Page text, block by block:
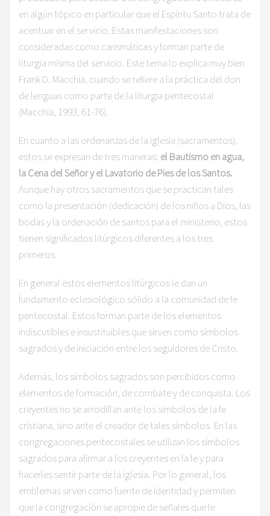
en algún tópico en particular que el Espíritu Santo trata de
acentuar en el servicio. Estas manifestaciones son
consideradas como carismáticas y forman parte de
liturgia misma del servicio. Este tema lo explica muy bien
Frank D. Macchia, cuando se refiere a la práctica del don
de lenguas como parte de la liturgia pentecostal
(Macchia, 1993, 61-76).
En cuanto a las ordenanzas de la iglesia (sacramentos),
estos se expresan de tres maneras: el Bautismo en agua,
la Cena del Señor y el Lavatorio de Pies de los Santos.
Aunque hay otros sacramentos que se practican tales
como la presentación (dedicación) de los niños a Dios, las
bodas y la ordenación de santos para el ministerio, estos
tienen significados litúrgicos diferentes a los tres
primeros.
En general estos elementos litúrgicos le dan un
fundamento eclesiológico sólido a la comunidad de fe
pentecostal. Estos forman parte de los elementos
indiscutibles e insustituibles que sirven como símbolos
sagrados y de iniciación entre los seguidores de Cristo.
Además, los símbolos sagrados son percibidos como
elementos de formación, de combate y de conquista. Los
creyentes no se arrodillan ante los símbolos de la fe
cristiana, sino ante el creador de tales símbolos. En las
congregaciones pentecostales se utilizan los símbolos
sagrados para afirmar a los creyentes en la fe y para
hacerles sentir parte de la iglesia. Por lo general, los
emblemas sirven como fuente de identidad y permiten
que la congregación se apropie de señales que le